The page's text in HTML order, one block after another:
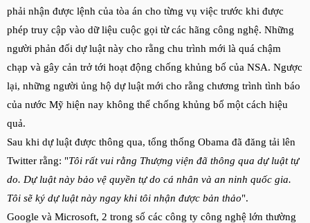
phải nhận được lệnh của tòa án cho từng vụ việc trước khi được
phép truy cập vào dữ liệu cuộc gọi từ các hãng công nghệ. Những
người phản đối dự luật này cho rằng chu trình mới là quá chậm
chạp và gây cản trở tới hoạt động chống khủng bố của NSA. Ngược
lại, những người ủng hộ dự luật mới cho rằng chương trình tình báo
của nước Mỹ hiện nay không thể chống khủng bố một cách hiệu
quả.
Sau khi dự luật được thông qua, tổng thống Obama đã đăng tải lên
Twitter rằng: "Tôi rất vui rằng Thượng viện đã thông qua dự luật tự
do. Dự luật này bảo vệ quyền tự do cá nhân và an ninh quốc gia.
Tôi sẽ ký dự luật này ngay khi tôi nhận được bản thảo".
Google và Microsoft, 2 trong số các công ty công nghệ lớn thường